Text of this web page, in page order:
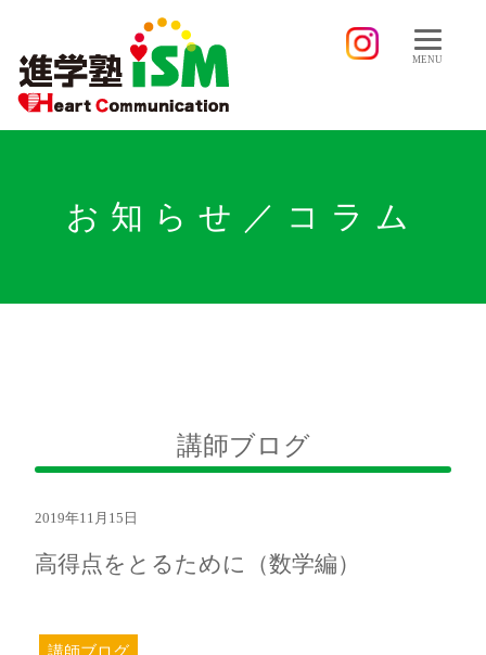
MENU
お知らせ／コラム
講師ブログ
2019年11月15日
高得点をとるために（数学編）